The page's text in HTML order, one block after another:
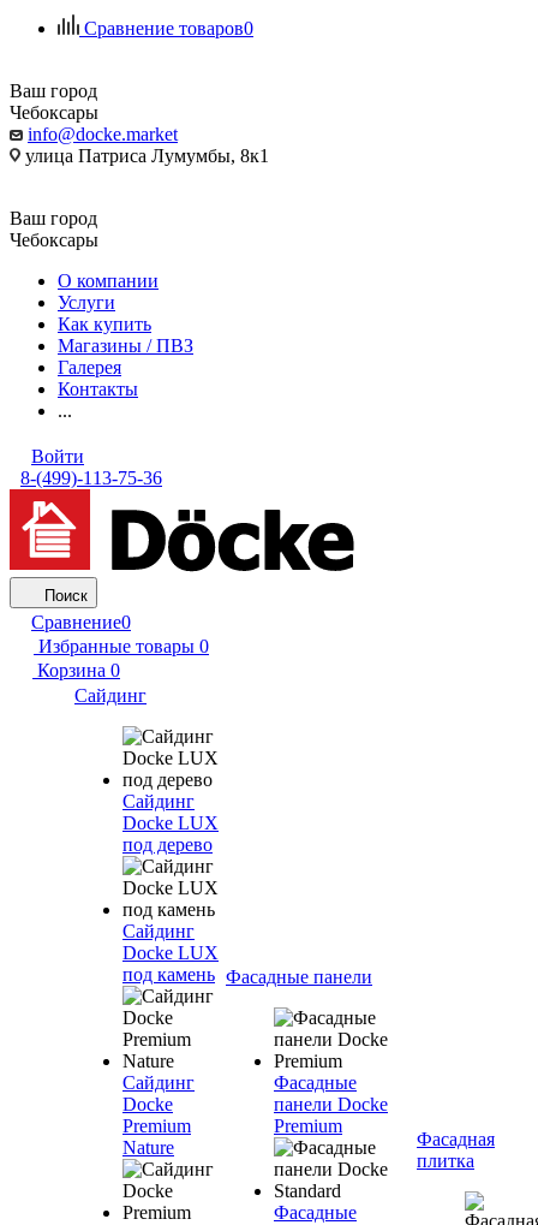
Сравнение товаров0
Ваш город
Чебоксары
info@docke.market
улица Патриса Лумумбы, 8к1
Ваш город
Чебоксары
О компании
Услуги
Как купить
Магазины / ПВЗ
Галерея
Контакты
...
Войти
8-(499)-113-75-36
Поиск
Сравнение0
Избранные товары 0
Корзина 0
Сайдинг
Сайдинг
Docke LUX
под дерево
Сайдинг
Docke LUX
под камень
Сайдинг
Docke
Premium
Nature
Фасадные панели
Фасадные
панели Docke
Premium
Фасадные
Фасадная
плитка